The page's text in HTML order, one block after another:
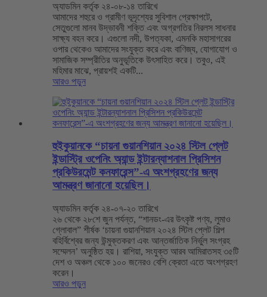
অ্যাডমিন কর্তৃক ২৪-০৮-১৪ তারিখে
আমাদের শহুরে ও গ্রামীণ ভূদৃশ্যের সুবিশাল প্রেক্ষাপটে,
সেতুগুলো মানব উদ্ভাবনী শক্তি এবং অগ্রগতির নিরলস সাধনার
সাক্ষ্য বহন করে। এগুলো নদী, উপত্যকা, এমনকি মহাসাগরের
ওপার থেকেও আমাদের সংযুক্ত করে এবং বাণিজ্য, যোগাযোগ ও
সামাজিক সম্প্রীতির অনুভূতিকে উৎসাহিত করে। তবুও, এই
মহিমার মাঝে, প্রায়শই একটি...
আরও পড়ুন
হুইকুয়ানকে “চায়না গুয়ানশিয়ান ২০২৪ স্টিল প্লেট
ইন্ডাস্ট্রি ওপেনিং অ্যান্ড ইন্টারন্যাশনাল প্রিসিশন
প্রকিউরমেন্ট কনফারেন্স”-এ অংশগ্রহণের জন্য
আমন্ত্রণ জানানো হয়েছিল।
অ্যাডমিন কর্তৃক ২৪-০৭-২০ তারিখে
২৬ থেকে ২৮শে জুন পর্যন্ত, “শানডং-এর উৎকৃষ্ট পণ্য, লুমাও
গ্লোবাল” শীর্ষক ‘চায়না গুয়ানশিয়ান ২০২৪ স্টিল প্লেট শিল্প
বহির্বিশ্বের জন্য উন্মুক্তকরণ এবং আন্তর্জাতিক নির্ভুল সংগ্রহ
সম্মেলন’ অনুষ্ঠিত হয়। রাশিয়া, সংযুক্ত আরব আমিরাতসহ ৩৫টি
দেশ ও অঞ্চল থেকে ১০০ জনেরও বেশি ক্রেতা এতে অংশগ্রহণ
করেন।
আরও পড়ুন